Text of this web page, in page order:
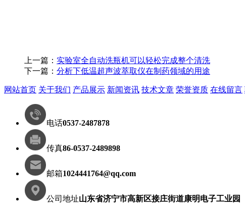
上一篇： 实验室全自动洗瓶机可以轻松完成整个清洗
下一篇： 分析下低温超声波萃取仪在制药领域的用途
网站首页 关于我们 产品展示 新闻资讯 技术文章 荣誉资质 在线留言
电话0537-2487878
传真86-0537-2489898
邮箱1024441764@qq.com
公司地址山东省济宁市高新区接庄街道康明电子工业园